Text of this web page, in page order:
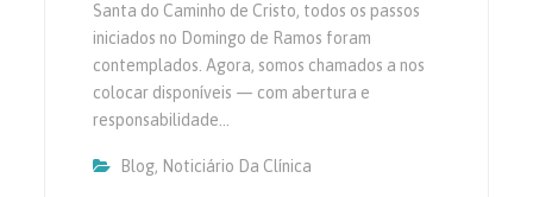
Santa do Caminho de Cristo, todos os passos
iniciados no Domingo de Ramos foram
contemplados. Agora, somos chamados a nos
colocar disponíveis — com abertura e
responsabilidade…
Blog, Noticiário Da Clínica